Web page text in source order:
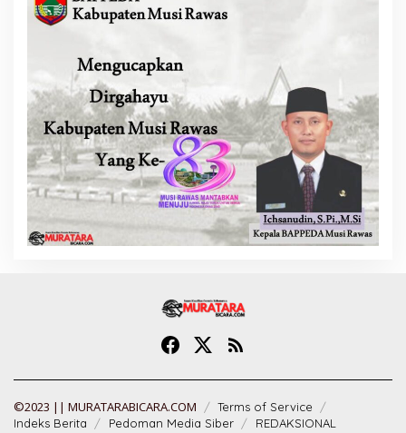
©2023 || MURATARABICARA.COM
Terms of Service
Indeks Berita
Pedoman Media Siber REDAKSIONAL